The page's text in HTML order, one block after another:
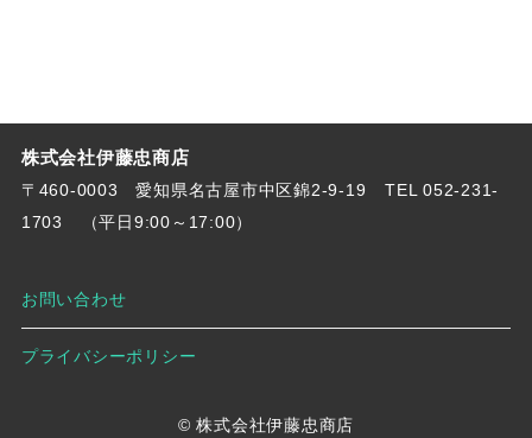
株式会社伊藤忠商店
〒460-0003 愛知県名古屋市中区錦2-9-19
TEL 052-231-
1703
（平日9:00～17:00）
お問い合わせ
プライバシーポリシー
© 株式会社伊藤忠商店